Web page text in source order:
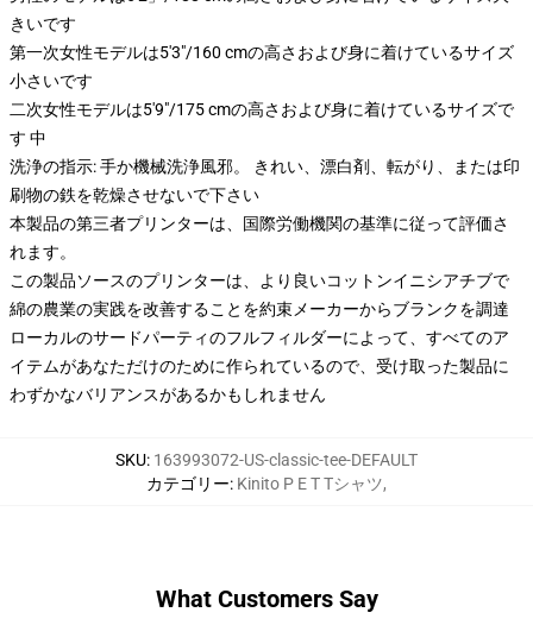
きいです
第一次女性モデルは5'3"/160 cmの高さおよび身に着けているサイズ
小さいです
二次女性モデルは5'9"/175 cmの高さおよび身に着けているサイズで
す 中
洗浄の指示: 手か機械洗浄風邪。 きれい、漂白剤、転がり、または印
刷物の鉄を乾燥させないで下さい
本製品の第三者プリンターは、国際労働機関の基準に従って評価さ
れます。
この製品ソースのプリンターは、より良いコットンイニシアチブで
綿の農業の実践を改善することを約束メーカーからブランクを調達
ローカルのサードパーティのフルフィルダーによって、すべてのア
イテムがあなただけのために作られているので、受け取った製品に
わずかなバリアンスがあるかもしれません
SKU: 163993072-US-classic-tee-DEFAULT
カテゴリー: Kinito P E T Tシャツ,
What Customers Say